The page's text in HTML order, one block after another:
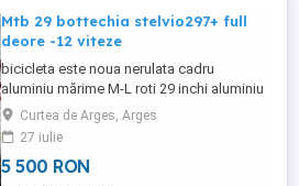
Mtb 29 bottechia stelvio297+ full
deore -12 viteze
bicicleta este noua nerulata cadru
aluminiu mărime M-L roti 29 inchi aluminiu
echipare shimano deore-12 viteze frane
hidraulice deore furca pe aer rock shox
rekon preț fix fix
Curtea de Arges, Arges
27 iulie
5 500 RON